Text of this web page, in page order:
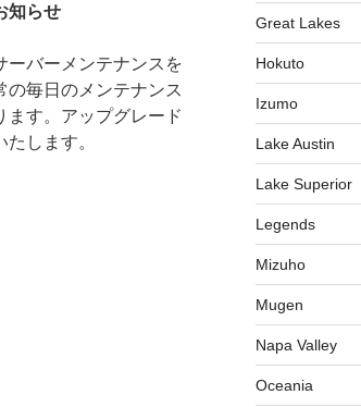
知らせ
ーバーメンテナンスを
の毎日のメンテナンス
ます。アップグレード
します。
Great Lakes
Hokuto
Izumo
Lake Austin
Lake Superior
Legends
Mizuho
Mugen
Napa Valley
Oceania